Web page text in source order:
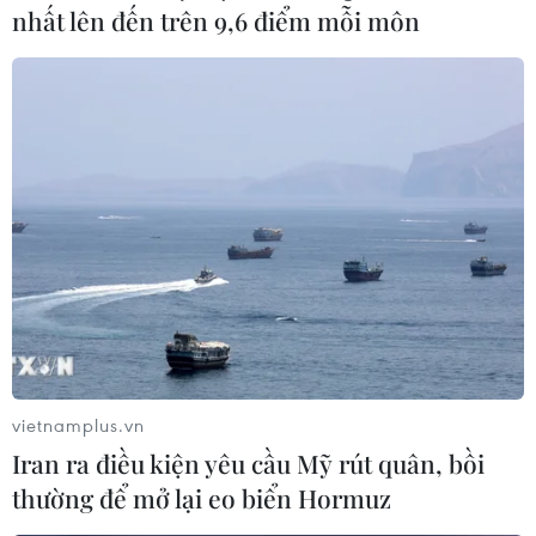
Tổng thống Afghanistan Ashraf Ghani cho rằng vụ đánh
bom xe liều chết làm hai người thiệt mạng và 15 người
bị thương là tội ác "không thể dung thứ và không thể
biện minh."
nhất lên đến trên 9,6 điểm mỗi môn
vietnamplus.vn
Iran ra điều kiện yêu cầu Mỹ rút quân, bồi
thường để mở lại eo biển Hormuz